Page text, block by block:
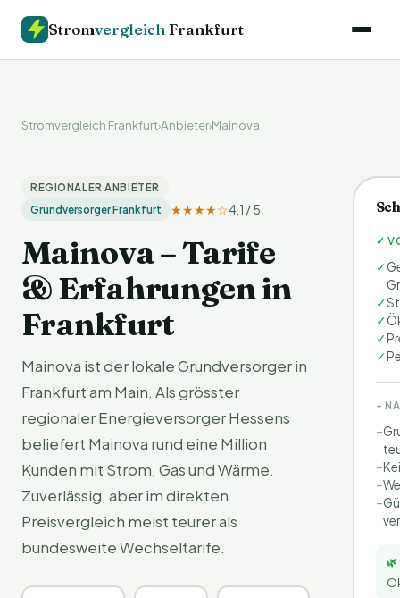
Stromvergleich Frankfurt
Stromvergleich Frankfurt›Anbieter›Mainova
REGIONALER ANBIETER
Grundversorger Frankfurt
★★★★☆4,1 / 5
Mainova – Tarife
& Erfahrungen in
Frankfurt
Mainova ist der lokale Grundversorger in
Frankfurt am Main. Als grösster
regionaler Energieversorger Hessens
beliefert Mainova rund eine Million
Kunden mit Strom, Gas und Wärme.
Zuverlässig, aber im direkten
Preisvergleich meist teurer als
bundesweite Wechseltarife.
✓
✓
✓
✓
✓
✓
–
–
–
–
–